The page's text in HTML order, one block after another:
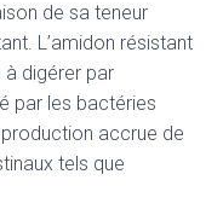
de sa teneur
L’amidon résistant
à digérer par
par les bactéries
accrue de
tels que